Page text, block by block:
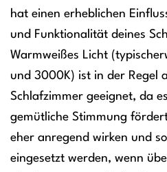
hat einen erheblichen
und Funktionalität deines
Warmweißes Licht
und 3000K) ist in der Regel
Schlafzimmer geeignet, da
gemütliche Stimmung
eher anregend wirken und
eingesetzt werden, wenn